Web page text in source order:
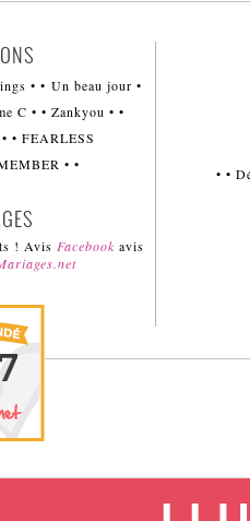
• • Un beau jour •
C • • Zankyou • •
• FEARLESS
• •
! Avis Facebook avis
• •